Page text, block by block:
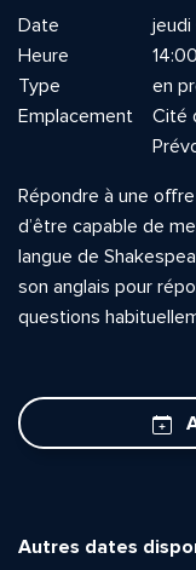
Date
Heure
Type
en
Emplacement
Cité
Répondre à une
d’être capable de
langue de
son anglais pour
questions
Autres dates